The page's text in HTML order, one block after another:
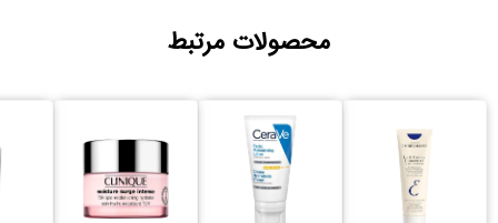
محصولات مرتبط